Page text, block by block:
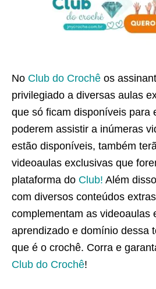
No Club do Crochê os
privilegiado a diversas aulas
que só ficam disponíveis para
poderem assistir a inúmeras
estão disponíveis, também
videoaulas exclusivas que
plataforma do Club! Além
com diversos conteúdos
complementam as videoaulas
aprendizado e domínio dessa
que é o crochê. Corra e
Club do Crochê!